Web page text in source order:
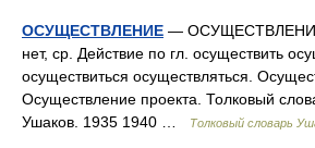
ОСУЩЕСТВЛЕНИЕ —
нет, ср. Действие по гл. осуществить
осуществиться осуществляться.
Осуществление проекта. Толковый
Ушаков. 1935 1940 …
Толковый словарь